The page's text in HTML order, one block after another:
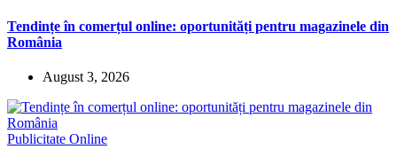
Tendințe în comerțul online: oportunități pentru magazinele din
România
August 3, 2026
Publicitate Online